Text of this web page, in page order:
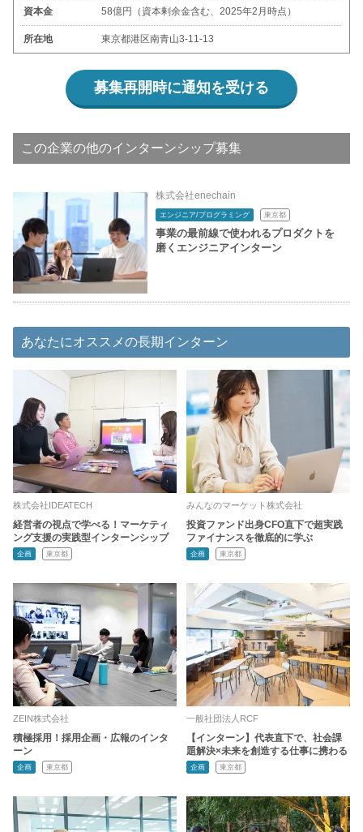
資本金 58億円（資本剰余金含む、2025年2月時点）
所在地 東京都港区南青山3-11-13
募集再開時に通知を受ける
この企業の他のインターンシップ募集
株式会社enechain
エンジニア/プログラミング 東京都
事業の最前線で使われるプロダクトを
磨くエンジニアインターン
あなたにオススメの長期インターン
株式会社IDEATECH
経営者の視点で学べる！マーケティ
ング支援の実践型インターンシップ
企画 東京都
みんなのマーケット株式会社
投資ファンド出身CFO直下で超実践
ファイナンスを徹底的に学ぶ
企画 東京都
ZEIN株式会社
積極採用！採用企画・広報のインタ
ーン
企画 東京都
一般社団法人RCF
【インターン】代表直下で、社会課
題解決×未来を創造する仕事に携わる
企画 東京都